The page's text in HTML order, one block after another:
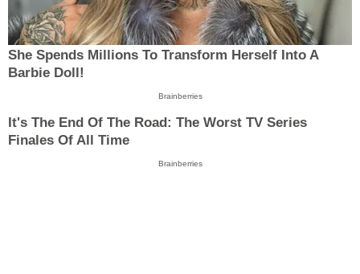
She Spends Millions To Transform Herself Into A
Barbie Doll!
Brainberries
It's The End Of The Road: The Worst TV Series
Finales Of All Time
Brainberries